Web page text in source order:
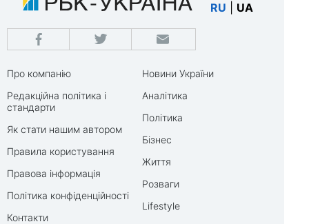
RU UA
Про компанію
Редакційна політика і
стандарти
Як стати нашим автором
Правила користування
Правова інформація
Політика конфіденційності
Контакти
Новини України
Аналітика
Політика
Бізнес
Життя
Розваги
Lifestyle